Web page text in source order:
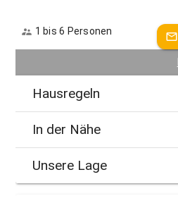
1 bis 6 Personen
Hausregeln
In der Nähe
Unsere Lage